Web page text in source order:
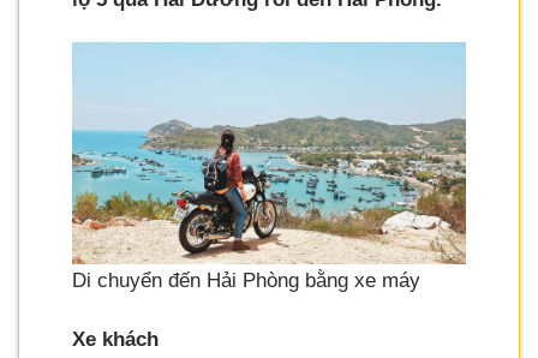
Di chuyển đến Hải Phòng bằng xe máy
Xe khách